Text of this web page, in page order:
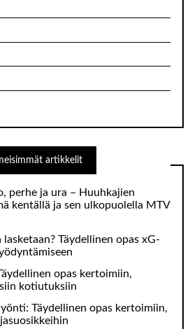
artikkelit
perhe ja ura – Huuhkajien
kentällä ja sen ulkopuolella MTV
Täydellinen opas xG-
opas kertoimiin,
kotiutuksiin
Täydellinen opas kertoimiin,